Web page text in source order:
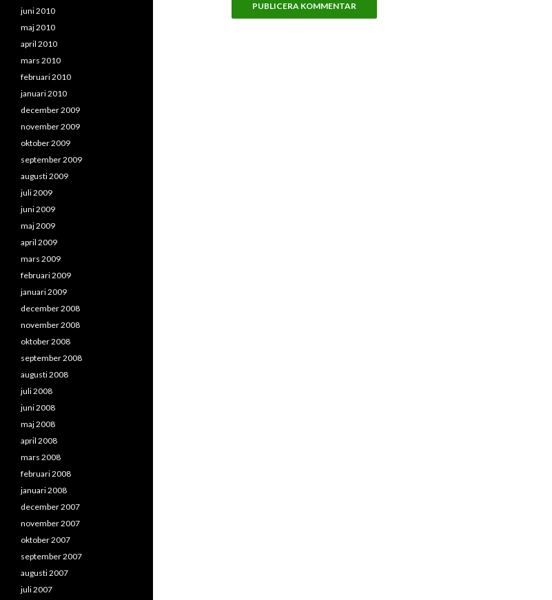
juni 2010
maj 2010
april 2010
mars 2010
februari 2010
januari 2010
december 2009
november 2009
oktober 2009
september 2009
augusti 2009
juli 2009
juni 2009
maj 2009
april 2009
mars 2009
februari 2009
januari 2009
december 2008
november 2008
oktober 2008
september 2008
augusti 2008
juli 2008
juni 2008
maj 2008
april 2008
mars 2008
februari 2008
januari 2008
december 2007
november 2007
oktober 2007
september 2007
augusti 2007
juli 2007